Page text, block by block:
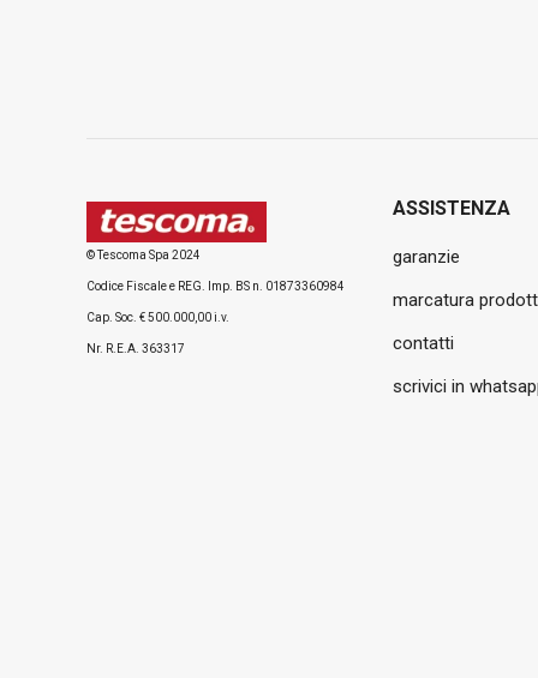
© Tescoma Spa 2024
Codice Fiscale e REG. Imp. BS n. 01873360984
Cap. Soc. € 500.000,00 i.v.
Nr. R.E.A. 363317
ASSISTENZA
garanzie
marcatura
contatti
scrivici in